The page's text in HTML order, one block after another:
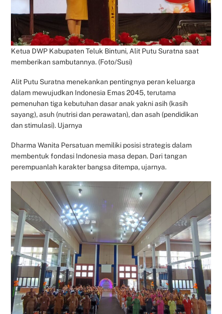
Ketua DWP Kabupaten Teluk Bintuni, Alit Putu Suratna saat
memberikan sambutannya. (Foto/Susi)
Alit Putu Suratna menekankan pentingnya peran keluarga
dalam mewujudkan Indonesia Emas 2045, terutama
pemenuhan tiga kebutuhan dasar anak yakni asih (kasih
sayang), asuh (nutrisi dan perawatan), dan asah (pendidikan
dan stimulasi). Ujarnya
Dharma Wanita Persatuan memiliki posisi strategis dalam
membentuk fondasi Indonesia masa depan. Dari tangan
perempuanlah karakter bangsa ditempa, ujarnya.